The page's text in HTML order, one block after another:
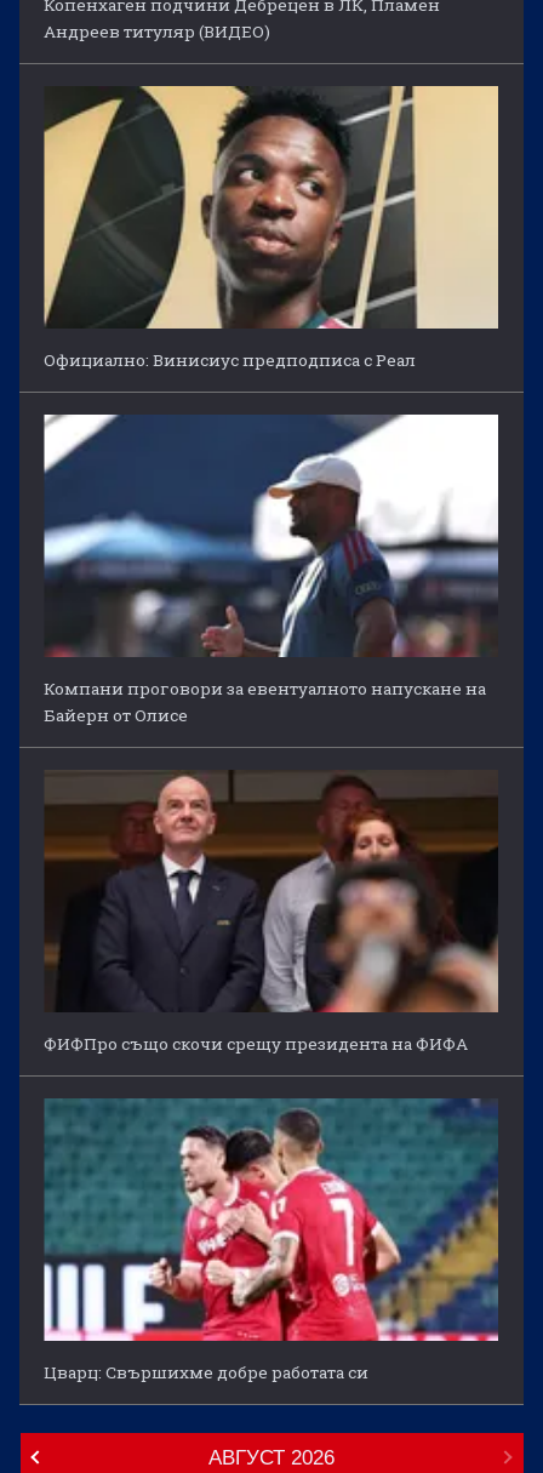
Копенхаген подчини Дебрецен в ЛК, Пламен
Андреев титуляр (ВИДЕО)
Официално: Винисиус предподписа с Реал
Компани проговори за евентуалното напускане на
Байерн от Олисе
ФИФПро също скочи срещу президента на ФИФА
Цварц: Свършихме добре работата си
АВГУСТ 2026